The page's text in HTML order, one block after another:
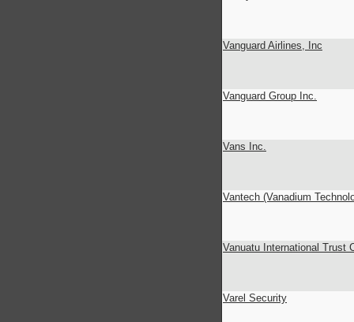
Vanguard Airlines, Inc
Vanguard Group Inc.
Vans Inc.
Vantech (Vanadium
Vanuatu International Trust
Varel Security